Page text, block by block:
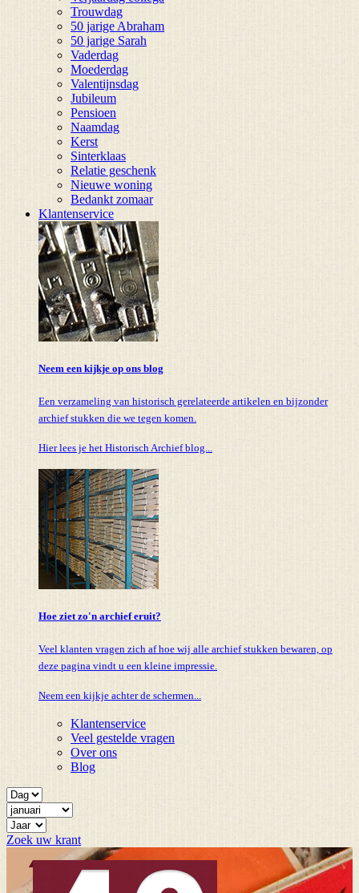
Trouwdag
50 jarige Abraham
50 jarige Sarah
Vaderdag
Moederdag
Valentijnsdag
Jubileum
Pensioen
Naamdag
Kerst
Sinterklaas
Relatie geschenk
Nieuwe woning
Bedankt zomaar
Klantenservice
Neem een kijkje op ons blog
Een verzameling van historisch gerelateerde artikelen en bijzonder
archief stukken die we tegen komen.
Hier lees je het Historisch Archief blog...
Hoe ziet zo'n archief eruit?
Veel klanten vragen zich af hoe wij alle archief stukken bewaren, op
deze pagina vindt u een kleine impressie.
Neem een kijkje achter de schermen...
Klantenservice
Veel gestelde vragen
Over ons
Blog
Zoek uw krant